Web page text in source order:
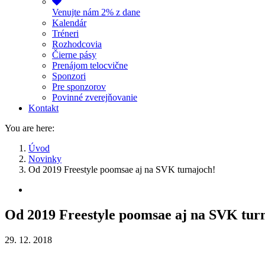
Venujte nám 2% z dane
Kalendár
Tréneri
Rozhodcovia
Čierne pásy
Prenájom telocvične
Sponzori
Pre sponzorov
Povinné zverejňovanie
Kontakt
You are here:
Úvod
Novinky
Od 2019 Freestyle poomsae aj na SVK turnajoch!
Od 2019 Freestyle poomsae aj na SVK
29. 12. 2018